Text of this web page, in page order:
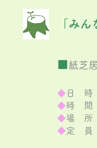
「みん
紙芝
◆ 日 時
◆時 間
◆場 所
◆定 員
後半